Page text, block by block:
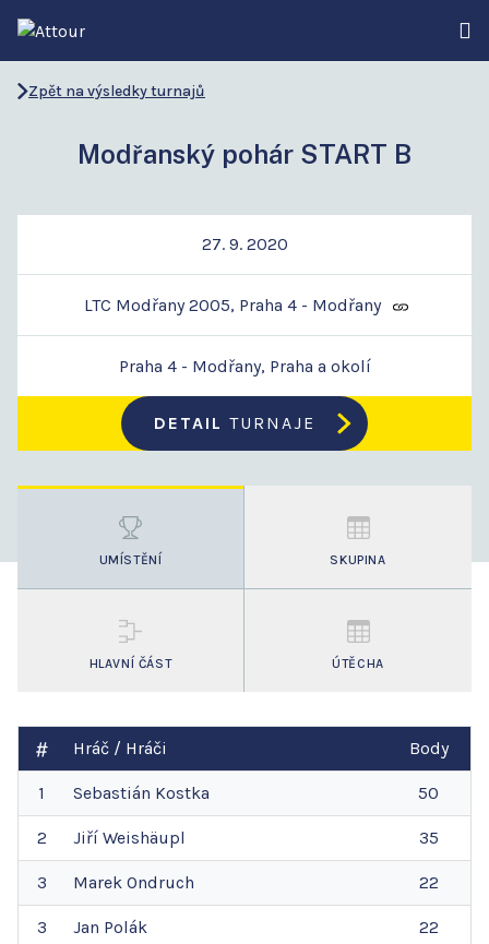
Zpět na výsledky turnajů
Modřanský pohár START B
27. 9. 2020
LTC Modřany 2005, Praha 4 - Modřany
Praha 4 - Modřany, Praha a okolí
DETAIL TURNAJE
UMÍSTĚNÍ SKUPINA
HLAVNÍ ČÁST ÚTĚCHA
Hráč / Hráči Body
1 Sebastián Kostka 50
2 Jiří Weishäupl 35
3 Marek Ondruch 22
3 Jan Polák 22